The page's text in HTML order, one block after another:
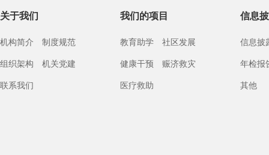
关于我们
机构简介
制度规范
组织架构
机关党建
联系我们
我们的项目
教育助学
社区发展
健康干预
赈济救灾
医疗救助
信息
信息披
年检报
其他